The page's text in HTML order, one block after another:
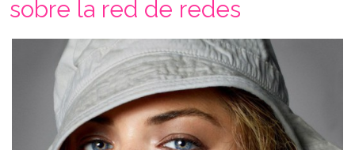
sobre la red de redes